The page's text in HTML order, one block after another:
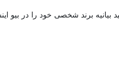
بیانیه برند شخصی خود را در بیو